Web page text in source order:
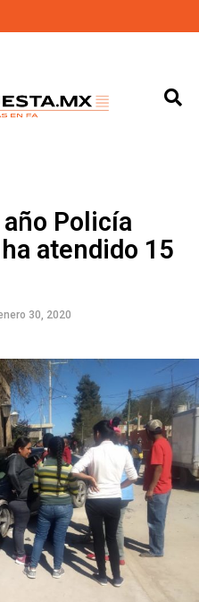
Policía
atendido 15
30, 2020